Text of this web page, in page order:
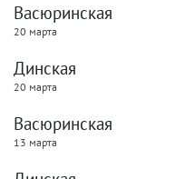
Васюринская
20 марта
Динская
20 марта
Васюринская
13 марта